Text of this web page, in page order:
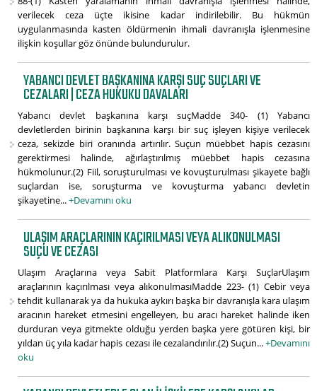
verilecek ceza üçte ikisine kadar indirilebilir. Bu hükmün
uygulanmasında kasten öldürmenin ihmali davranışla işlenmesine
ilişkin koşullar göz önünde bulundurulur.
YABANCI DEVLET BAŞKANINA KARŞI SUÇ SUÇLARI VE
CEZALARI | CEZA HUKUKU DAVALARI
Yabancı devlet başkanına karşı suçMadde 340- (1) Yabancı
devletlerden birinin başkanına karşı bir suç işleyen kişiye verilecek
ceza, sekizde biri oranında artırılır. Suçun müebbet hapis cezasını
gerektirmesi halinde, ağırlaştırılmış müebbet hapis cezasına
hükmolunur.(2) Fiil, soruşturulması ve kovuşturulması şikayete bağlı
suçlardan ise, soruşturma ve kovuşturma yabancı devletin
şikayetine...+Devamını oku
ULAŞIM ARAÇLARININ KAÇIRILMASI VEYA ALIKONULMASI
SUÇU VE CEZASI
Ulaşım Araçlarına veya Sabit Platformlara Karşı SuçlarUlaşım
araçlarının kaçırılması veya alıkonulmasıMadde 223- (1) Cebir veya
tehdit kullanarak ya da hukuka aykırı başka bir davranışla kara ulaşım
aracının hareket etmesini engelleyen, bu aracı hareket halinde iken
durduran veya gitmekte olduğu yerden başka yere götüren kişi, bir
yıldan üç yıla kadar hapis cezası ile cezalandırılır.(2) Suçun...+Devamını
oku